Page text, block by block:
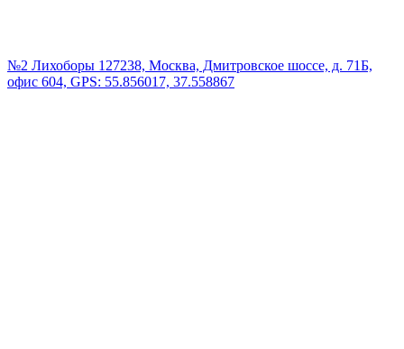
№2 Лихоборы 127238, Москва, Дмитровское шоссе, д. 71Б,
офис 604, GPS: 55.856017, 37.558867